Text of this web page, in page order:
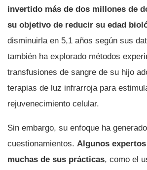
invertido más de dos millones de
su objetivo de reducir su edad
disminuirla en 5,1 años según sus
también ha explorado métodos
transfusiones de sangre de su hijo
terapias de luz infrarroja para
rejuvenecimiento celular.
Sin embargo, su enfoque ha generado
cuestionamientos. Algunos
muchas de sus prácticas, como el